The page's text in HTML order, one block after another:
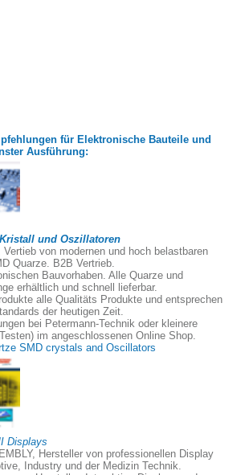
für Elektronische Bauteile und
Ausführung:
und Oszillatoren
Vertieb von modernen und hoch belastbaren
Quarze. B2B Vertrieb.
Bauvorhaben. Alle Quarze und
erhältlich und schnell lieferbar.
alle Qualitäts Produkte und entsprechen
der heutigen Zeit.
bei Petermann-Technik oder kleinere
im angeschlossenen Online Shop.
SMD crystals and Oscillators
Displays
Hersteller von professionellen Display
Industry und der Medizin Technik.